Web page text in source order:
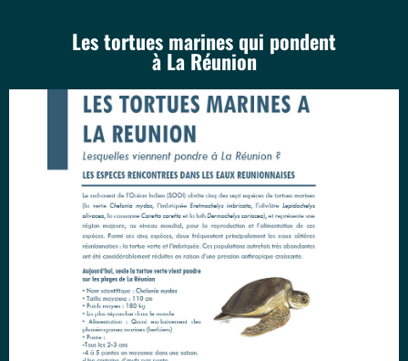
Les tortues marines qui pondent
à La Réunion